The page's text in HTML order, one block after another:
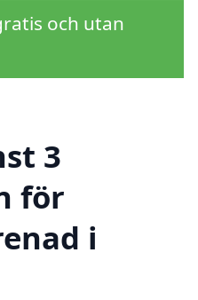
och utan
3
för
i